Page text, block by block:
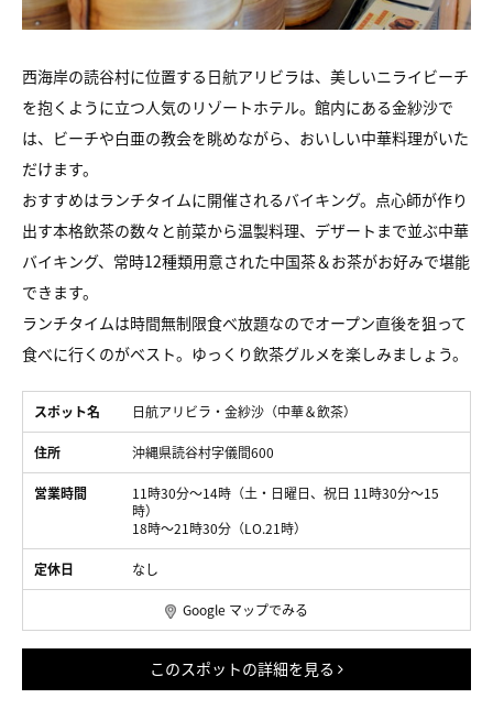
西海岸の読谷村に位置する日航アリビラは、美しいニライビーチ
を抱くように立つ人気のリゾートホテル。館内にある金紗沙で
は、ビーチや白亜の教会を眺めながら、おいしい中華料理がいた
だけます。
おすすめはランチタイムに開催されるバイキング。点心師が作り
出す本格飲茶の数々と前菜から温製料理、デザートまで並ぶ中華
バイキング、常時12種類用意された中国茶＆お茶がお好みで堪能
できます。
ランチタイムは時間無制限食べ放題なのでオープン直後を狙って
食べに行くのがベスト。ゆっくり飲茶グルメを楽しみましょう。
スポット名 日航アリビラ・金紗沙（中華＆飲茶）
住所 沖縄県読谷村字儀間600
営業時間
11時30分～14時（土・日曜日、祝日 11時30分～15
時）
18時～21時30分（LO.21時）
定休日 なし
Google マップでみる
このスポットの詳細を見る